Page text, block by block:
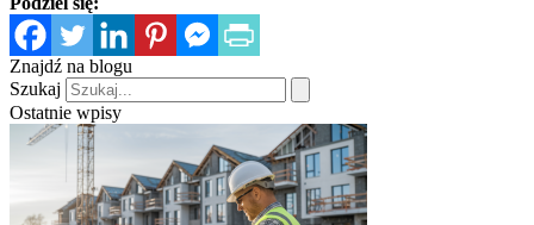
Znajdź na blogu
Szukaj
Ostatnie wpisy